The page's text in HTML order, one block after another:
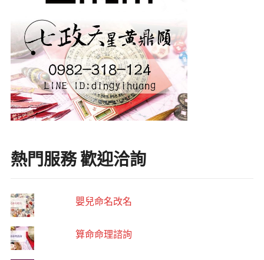
熱門服務 歡迎洽詢
嬰兒命名改名
算命命理諮詢